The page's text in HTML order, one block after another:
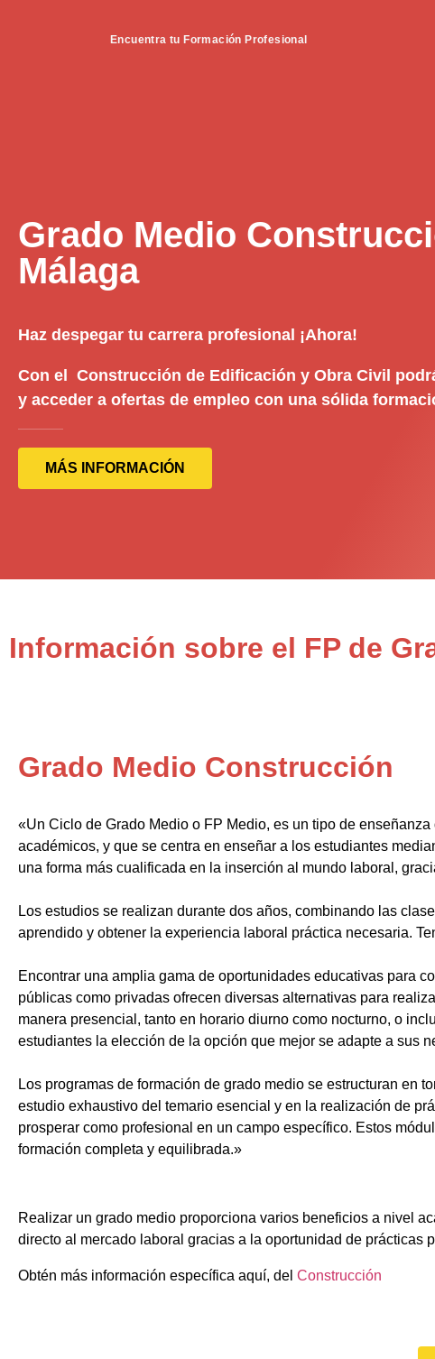
Encuentra tu Formación Profesional
Grado Medio
Málaga
Haz despegar tu carrera profesional ¡Ahora!
Con el Construcción de Edificación y Obra Civil
y acceder a ofertas de empleo con una sólida
MÁS INFORMACIÓN
Información sobre el FP de
Grado Medio Construcción
«Un Ciclo de Grado Medio o FP Medio, es un tipo de
académicos, y que se centra en enseñar a los estudiantes
una forma más cualificada en la inserción al mundo laboral,
Los estudios se realizan durante dos años, combinando las
aprendido y obtener la experiencia laboral práctica necesaria.
Encontrar una amplia gama de oportunidades educativas para
públicas como privadas ofrecen diversas alternativas para
manera presencial, tanto en horario diurno como nocturno, o
estudiantes la elección de la opción que mejor se adapte a sus
Los programas de formación de grado medio se estructuran en
estudio exhaustivo del temario esencial y en la realización de
prosperar como profesional en un campo específico. Estos
formación completa y equilibrada.»
Realizar un grado medio proporciona varios beneficios a nivel
directo al mercado laboral gracias a la oportunidad de prácticas
Obtén más información específica aquí, del Construcción